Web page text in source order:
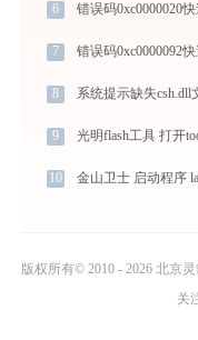
6 错误码0xc0000020
7 错误码0xc0000092
8 系统提示缺失csh.dll
9 光明flash工具 打开
10
版权所有© 2010 - 2026 北京
关